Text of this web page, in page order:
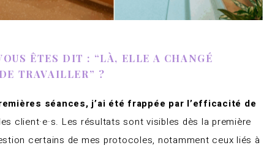
ÊTES DIT : “LÀ, ELLE A CHANGÉ
TRAVAILLER” ?
séances, j’ai été frappée par l’efficacité de
client·e·s. Les résultats sont visibles dès la première
certains de mes protocoles, notamment ceux liés à